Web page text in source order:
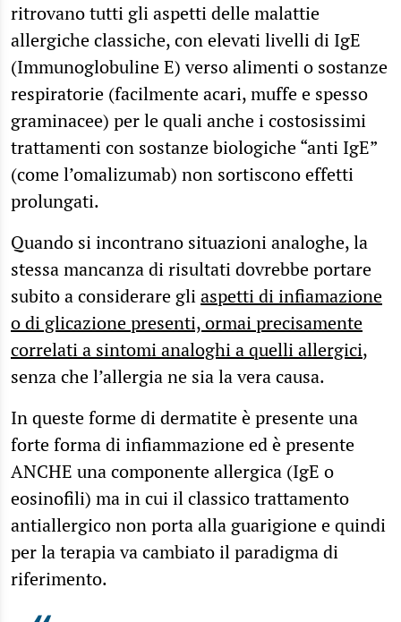
ritrovano tutti gli aspetti delle malattie
allergiche classiche, con elevati livelli di IgE
(Immunoglobuline E) verso alimenti o sostanze
respiratorie (facilmente acari, muffe e spesso
graminacee) per le quali anche i costosissimi
trattamenti con sostanze biologiche “anti IgE”
(come l’omalizumab) non sortiscono effetti
prolungati.
Quando si incontrano situazioni analoghe, la
stessa mancanza di risultati dovrebbe portare
subito a considerare gliaspetti di infiamazione
o di glicazione presenti, ormai precisamente
correlati a sintomi analoghi a quelli allergici,
senza che l’allergia ne sia la vera causa.
In queste forme di dermatite è presente una
forte forma di infiammazione ed è presente
ANCHE una componente allergica (IgE o
eosinofili) ma in cui il classico trattamento
antiallergico non porta alla guarigione e quindi
per la terapia va cambiato il paradigma di
riferimento.